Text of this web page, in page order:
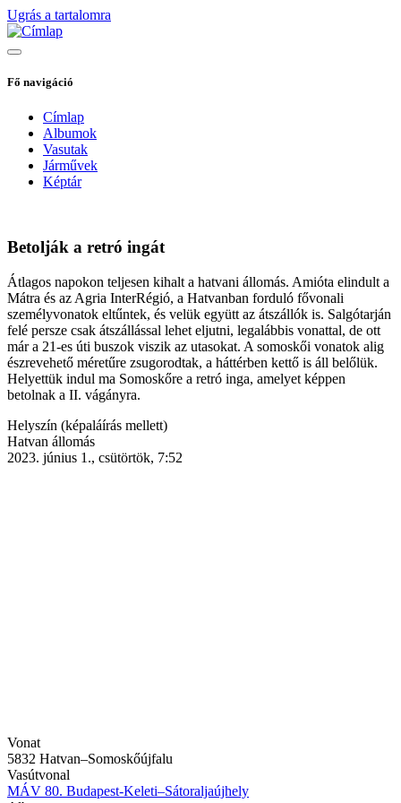
Ugrás a tartalomra
Fő navigáció
Címlap
Albumok
Vasutak
Járművek
Képtár
Betolják a retró ingát
Átlagos napokon teljesen kihalt a hatvani állomás. Amióta elindult a
Mátra és az Agria InterRégió, a Hatvanban forduló fővonali
személyvonatok eltűntek, és velük együtt az átszállók is. Salgótarján
felé persze csak átszállással lehet eljutni, legalábbis vonattal, de ott
már a 21-es úti buszok viszik az utasokat. A somoskői vonatok alig
észrevehető méretűre zsugorodtak, a háttérben kettő is áll belőlük.
Helyettük indul ma Somoskőre a retró inga, amelyet képpen
betolnak a II. vágányra.
Helyszín (képaláírás mellett)
Hatvan állomás
2023. június 1., csütörtök, 7:52
Vonat
5832 Hatvan–Somoskőújfalu
Vasútvonal
MÁV 80. Budapest-Keleti–Sátoraljaújhely